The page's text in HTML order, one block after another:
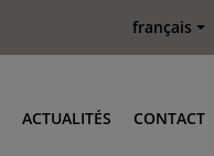
français
ACTUALITÉS CONTACT